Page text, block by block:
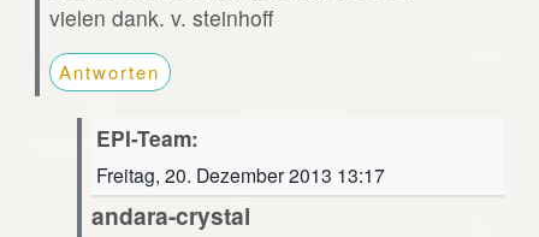
vielen dank. v. steinhoff
Antworten
EPI-Team:
Freitag, 20. Dezember 2013 13:17
andara-crystal